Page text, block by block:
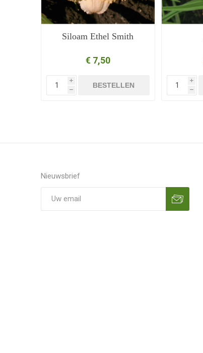
Siloam Ethel Smith
€ 7,50
i
h
BESTELLEN
i
h
Nieuwsbrief